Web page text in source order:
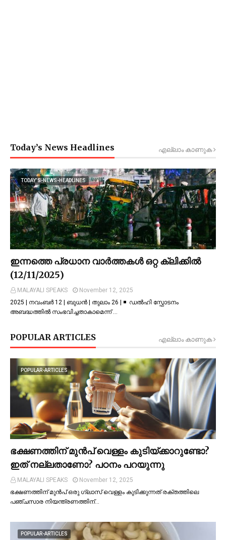
Today’s News Headlines എല്ലാം കാണുക
TODAY’S-NEWS-HEADLINES
ഇന്നത്തെ പ്രധാന വാർത്തകൾ ഒറ്റ ക്ലിക്കിൽ
(12/11/2025)
MALAYALI SPEAKS
November 12, 2025
2025 | നവംബർ 12 | ബുധൻ | തുലാം 26 | ◾ ഡല്‍ഹി സ്ഫോടനം
അബദ്ധത്തില്‍ സംഭവിച്ചതാകാമെന്ന് …
POPULAR ARTICLES എല്ലാം കാണുക
POPULAR-ARTICLES
ഭക്ഷണത്തിന് മുന്‍പ് വെള്ളം കുടിയ്ക്കാറുണ്ടോ?
ഇത് നല്ലതാണോ? പഠനം പറയുന്നു
MALAYALI SPEAKS
November 12, 2025
ഭക്ഷണത്തിന് മുന്‍പ് ഒരു ഗ്ലാസ് വെള്ളം കുടിക്കുന്നത് രക്തത്തിലെ
പഞ്ചസാര നിയന്ത്രണത്തിന്…
POPULAR-ARTICLES